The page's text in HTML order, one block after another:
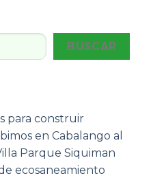
BUSCAR
para construir
en Cabalango al
Parque Siquiman
ecosaneamiento